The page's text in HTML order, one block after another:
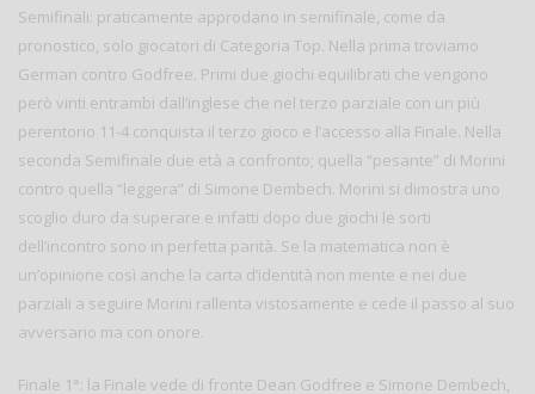
Semifinali: praticamente approdano in semifinale, come da
pronostico, solo giocatori di Categoria Top. Nella prima troviamo
German contro Godfree. Primi due giochi equilibrati che vengono
però vinti entrambi dall’inglese che nel terzo parziale con un più
perentorio 11-4 conquista il terzo gioco e l’accesso alla Finale. Nella
seconda Semifinale due età a confronto; quella “pesante” di Morini
contro quella “leggera” di Simone Dembech. Morini si dimostra uno
scoglio duro da superare e infatti dopo due giochi le sorti
dell’incontro sono in perfetta parità. Se la matematica non è
un’opinione così anche la carta d’identità non mente e nei due
parziali a seguire Morini rallenta vistosamente e cede il passo al suo
avversario ma con onore.
Finale 1°: la Finale vede di fronte Dean Godfree e Simone Dembech,